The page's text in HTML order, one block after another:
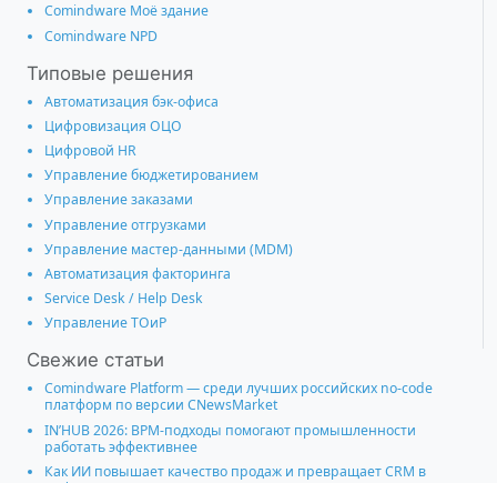
Comindware Моё здание
Comindware NPD
Типовые решения
Автоматизация бэк-офиса
Цифровизация ОЦО
Цифровой HR
Управление бюджетированием
Управление заказами
Управление отгрузками
Управление мастер-данными (MDM)
Автоматизация факторинга
Service Desk / Help Desk
Управление ТОиР
Свежие статьи
Comindware Platform — среди лучших российских no-code
платформ по версии CNewsMarket
IN’HUB 2026: BPM-подходы помогают промышленности
работать эффективнее
Как ИИ повышает качество продаж и превращает CRM в